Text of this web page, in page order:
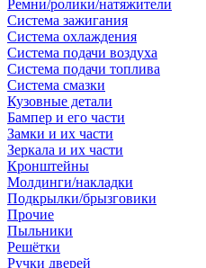
Ремни/ролики/натяжители
Система зажигания
Система охлаждения
Система подачи воздуха
Система подачи топлива
Система смазки
Кузовные детали
Бампер и его части
Замки и их части
Зеркала и их части
Кронштейны
Молдинги/накладки
Подкрылки/брызговики
Прочие
Пыльники
Решётки
Ручки дверей